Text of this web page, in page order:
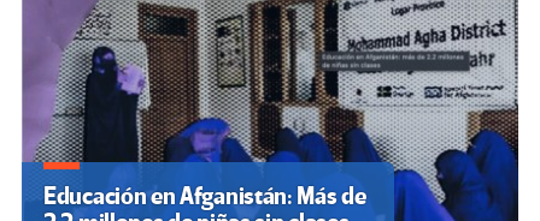
Educación en Afganistán: Más de